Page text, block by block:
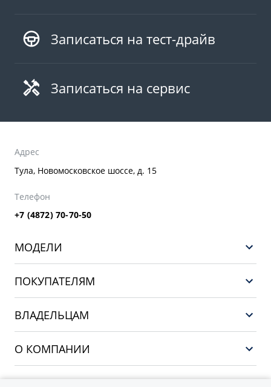
Записаться на тест-драйв
Записаться на сервис
Адрес
Тула, Новомосковское шоссе, д. 15
Телефон
+7 (4872) 70-70-50
МОДЕЛИ
EX5
PREFACE
CITYRAY
ATLAS
ПОКУПАТЕЛЯМ
ВЛАДЕЛЬЦАМ
О КОМПАНИИ